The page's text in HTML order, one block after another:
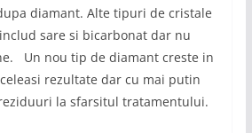
diamant. Alte tipuri de cristale
sare si bicarbonat dar nu
Un nou tip de diamant creste in
rezultate dar cu mai putin
la sfarsitul tratamentului.